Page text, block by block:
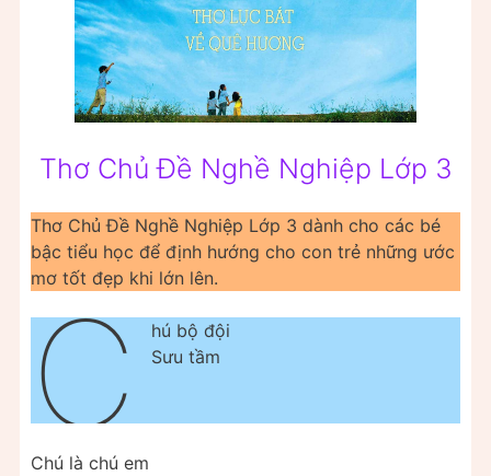
Thơ Chủ Đề Nghề Nghiệp Lớp 3
Thơ Chủ Đề Nghề Nghiệp Lớp 3 dành cho các bé
bậc tiểu học để định hướng cho con trẻ những ước
mơ tốt đẹp khi lớn lên.
C
hú bộ đội
Sưu tầm
Chú là chú em